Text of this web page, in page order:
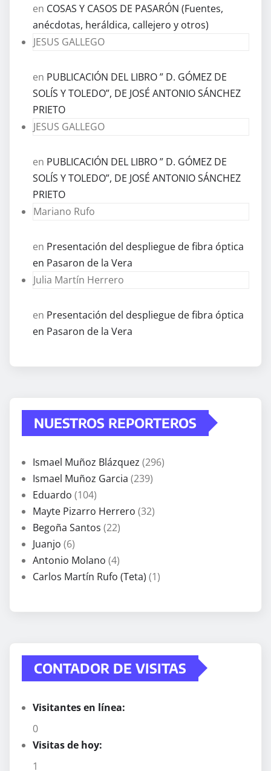
en COSAS Y CASOS DE PASARÓN (Fuentes,
anécdotas, heráldica, callejero y otros)
JESUS GALLEGO
en PUBLICACIÓN DEL LIBRO ” D. GÓMEZ DE
SOLÍS Y TOLEDO”, DE JOSÉ ANTONIO SÁNCHEZ
PRIETO
JESUS GALLEGO
en PUBLICACIÓN DEL LIBRO ” D. GÓMEZ DE
SOLÍS Y TOLEDO”, DE JOSÉ ANTONIO SÁNCHEZ
PRIETO
Mariano Rufo
en Presentación del despliegue de fibra óptica
en Pasaron de la Vera
Julia Martín Herrero
en Presentación del despliegue de fibra óptica
en Pasaron de la Vera
NUESTROS REPORTEROS
Ismael Muñoz Blázquez (296)
Ismael Muñoz Garcia (239)
Eduardo (104)
Mayte Pizarro Herrero (32)
Begoña Santos (22)
Juanjo (6)
Antonio Molano (4)
Carlos Martín Rufo (Teta) (1)
CONTADOR DE VISITAS
Visitantes en línea:
0
Visitas de hoy:
1